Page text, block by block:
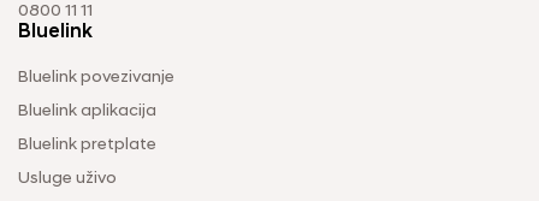
0800 11 11
Bluelink
Bluelink povezivanje
Bluelink aplikacija
Bluelink pretplate
Usluge uživo